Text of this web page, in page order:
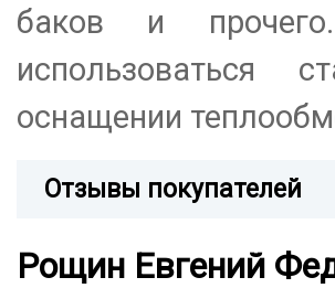
баков и
использоваться
оснащении
Отзывы покупателей
Рощин Евгений